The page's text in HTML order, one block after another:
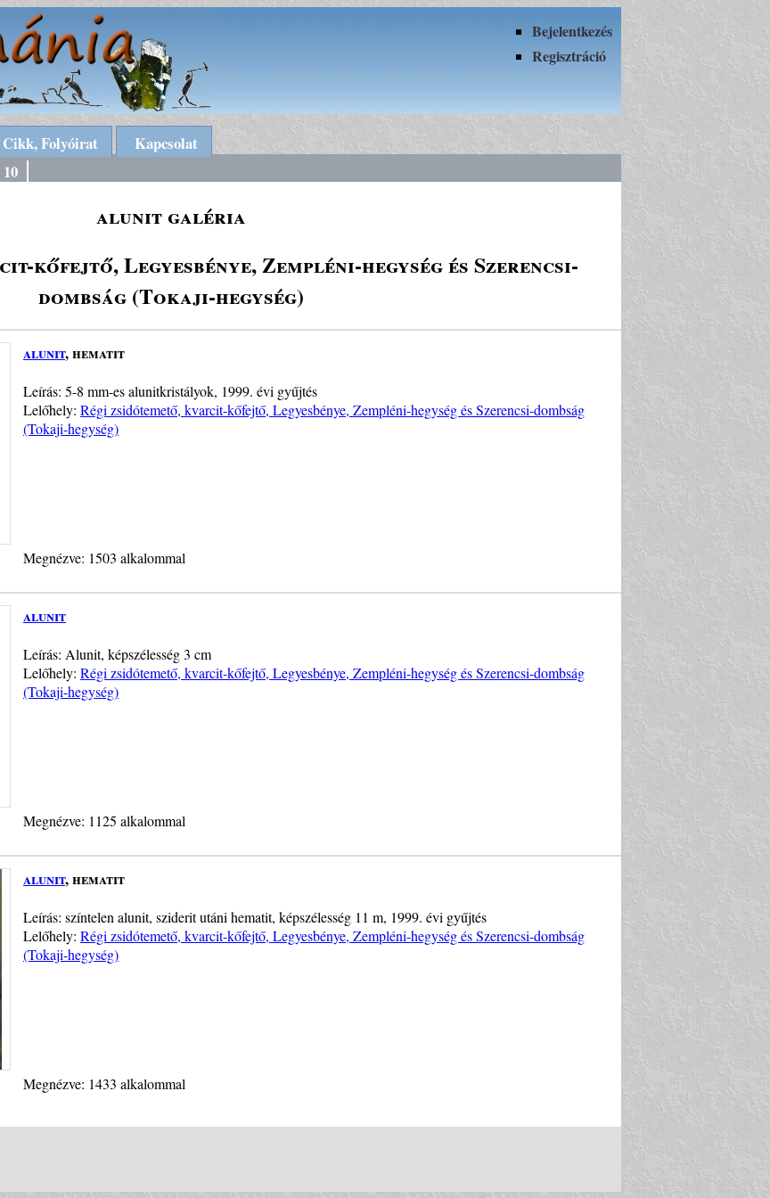
Bejelentkezés
Regisztráció
Cikk, Folyóirat
Kapcsolat
alunit galéria
kőfejtő, Legyesbénye, Zempléni-hegység és Szerencsi-
dombság (Tokaji-hegység)
alunit, hematit
Leírás: 5-8 mm-es alunitkristályok, 1999. évi gyűjtés
Lelőhely: Régi zsidótemető, kvarcit-kőfejtő, Legyesbénye, Zempléni-hegység és Szerencsi-dombság
(Tokaji-hegység)
Megnézve: 1503 alkalommal
alunit
Leírás: Alunit, képszélesség 3 cm
Lelőhely: Régi zsidótemető, kvarcit-kőfejtő, Legyesbénye, Zempléni-hegység és Szerencsi-dombság
(Tokaji-hegység)
Megnézve: 1125 alkalommal
alunit, hematit
Leírás: színtelen alunit, sziderit utáni hematit, képszélesség 11 m, 1999. évi gyűjtés
Lelőhely: Régi zsidótemető, kvarcit-kőfejtő, Legyesbénye, Zempléni-hegység és Szerencsi-dombság
(Tokaji-hegység)
Megnézve: 1433 alkalommal